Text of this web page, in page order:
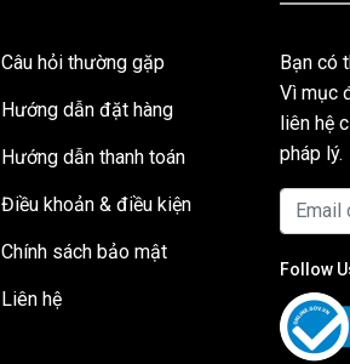
Câu hỏi thường gặp
Hướng dẫn đặt hàng
Hướng dẫn thanh toán
Điều khoản & điều kiện
Chính sách bảo mật
Liên hệ
Bạn có
Vì mục
liên hệ
pháp lý.
Follow